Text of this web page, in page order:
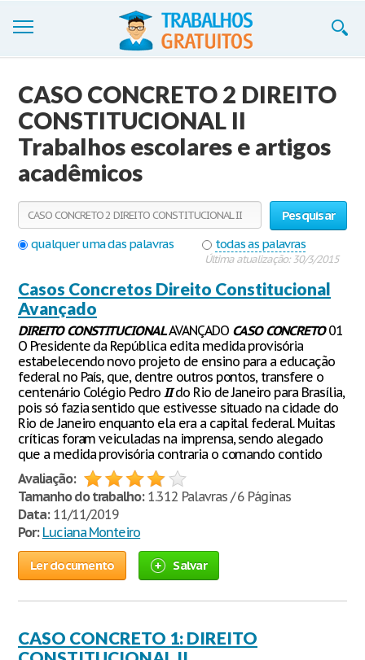
Cadastre-se
Entre
Blog
Contate-nos
CASO CONCRETO 2 DIREITO
CONSTITUCIONAL II
Trabalhos escolares e artigos
acadêmicos
Pesquisar
qualquer uma das palavras
todas as palavras
Última atualização: 30/3/2015
Casos Concretos Direito Constitucional
Avançado
DIREITO CONSTITUCIONALAVANÇADO CASO CONCRETO01
O Presidente da República edita medida provisória
estabelecendo novo projeto de ensino para a educação
federal no País, que, dentre outros pontos, transfere o
centenário Colégio PedroIIdo Rio de Janeiro para Brasília,
pois só fazia sentido que estivesse situado na cidade do
Rio de Janeiro enquanto ela era a capital federal. Muitas
críticas foram veiculadas na imprensa, sendo alegado
que a medida provisória contraria o comando contido
Avaliação:
Tamanho do trabalho:1.312 Palavras / 6 Páginas
Data:11/11/2019
Por: Luciana Monteiro
Ler documento Salvar
CASO CONCRETO 1: DIREITO